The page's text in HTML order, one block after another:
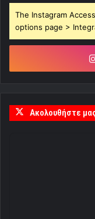
The Instagram
options page >
Ακολουθήστε